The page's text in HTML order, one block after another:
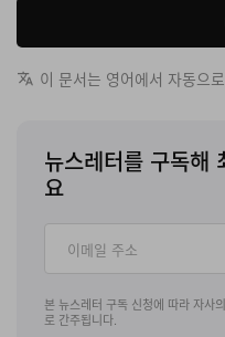
라 반복되는 “CC”와
있어, 플레이어의 퍼스널
드러내는 요소로 작용한
어난 지지력과 통기성,
탄탄한 락다운 핏을 구현
아웃솔 퍼포먼스 측면에
기 위해 멀티 레이어 쿠
에는 Nike의 검증된
에 배치된 전용 Zoom
이 문서는 영어에서 자동으
뉴스레터를 구독해
요
본 뉴스레터 구독 신청에 따라 자사의
로 간주됩니다.